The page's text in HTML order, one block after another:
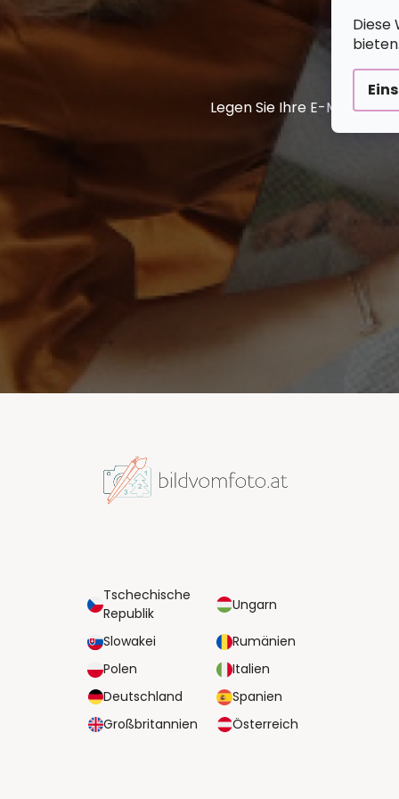
Diese
bieten.
Legen Sie Ihre E-Mail ein
Tschechische
Republik
Ungarn
Slowakei
Rumänien
Polen
Italien
Deutschland
Spanien
Großbritannien
Österreich